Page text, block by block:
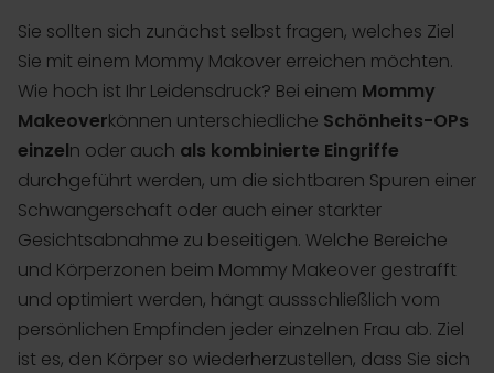
Sie sollten sich zunächst selbst fragen, welches Ziel
Sie mit einem Mommy Makover erreichen möchten.
Wie hoch ist Ihr Leidensdruck? Bei einem Mommy
Makeoverkönnen unterschiedliche Schönheits-OPs
einzeln oder auch als kombinierte Eingriffe
durchgeführt werden, um die sichtbaren Spuren einer
Schwangerschaft oder auch einer starkter
Gesichtsabnahme zu beseitigen. Welche Bereiche
und Körperzonen beim Mommy Makeover gestrafft
und optimiert werden, hängt aussschließlich vom
persönlichen Empfinden jeder einzelnen Frau ab. Ziel
ist es, den Körper so wiederherzustellen, dass Sie sich